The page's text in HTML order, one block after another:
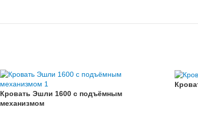
Кровать Эшли 1600 с подъёмным
механизмом